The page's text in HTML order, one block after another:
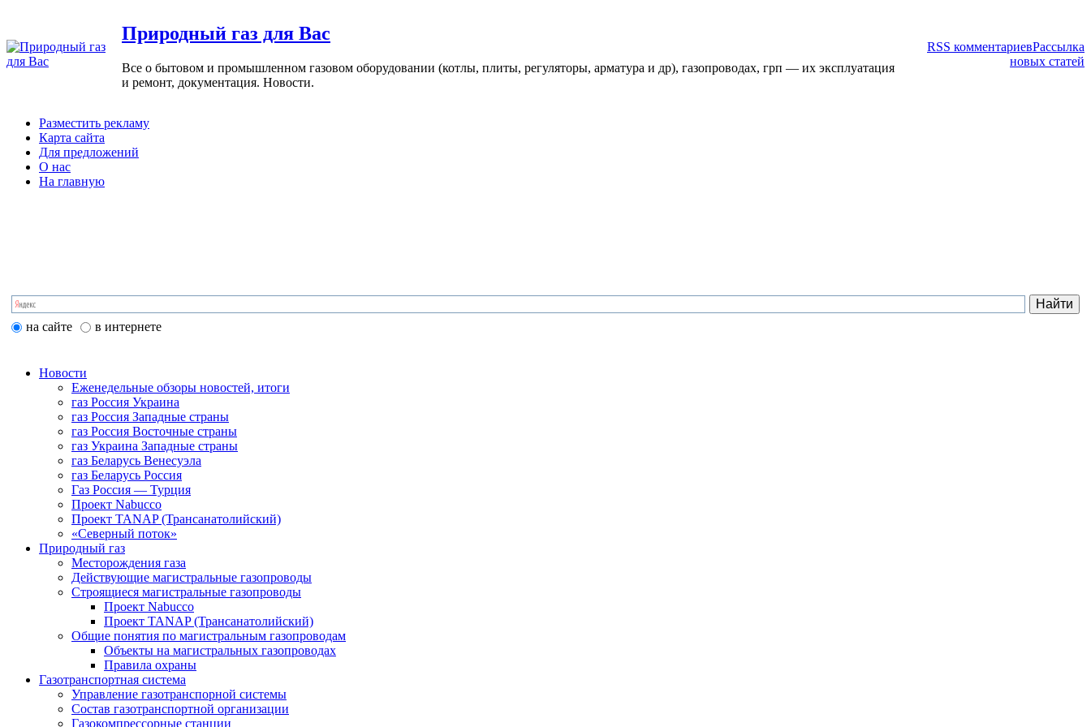
Природный газ для Вас
Все о бытовом и промышленном газовом оборудовании (котлы, плиты, регуляторы, арматура и др), газопроводах, грп — их эксплуатация
и ремонт, документация. Новости.
RSS комментариевРассылка
новых статей
Разместить рекламу
Карта сайта
Для предложений
О нас
На главную
на сайте в интернете
Новости
Еженедельные обзоры новостей, итоги
газ Россия Украина
газ Россия Западные страны
газ Россия Восточные страны
газ Украина Западные страны
газ Беларусь Венесуэла
газ Беларусь Россия
Газ Россия — Турция
Проект Nabucco
Проект TANAP (Трансанатолийский)
«Северный поток»
Природный газ
Месторождения газа
Действующие магистральные газопроводы
Строящиеся магистральные газопроводы
Проект Nabucco
Проект TANAP (Трансанатолийский)
Общие понятия по магистральным газопроводам
Объекты на магистральных газопроводах
Правила охраны
Газотранспортная система
Управление газотранспорной системы
Состав газотранспортной организации
Газокомпрессорные станции